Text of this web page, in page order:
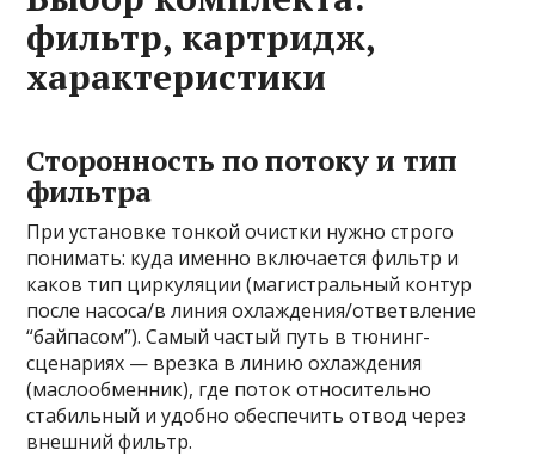
фильтр, картридж,
характеристики
Сторонность по потоку и тип
фильтра
При установке тонкой очистки нужно строго
понимать: куда именно включается фильтр и
каков тип циркуляции (магистральный контур
после насоса/в линия охлаждения/ответвление
“байпасом”). Самый частый путь в тюнинг-
сценариях — врезка в линию охлаждения
(маслообменник), где поток относительно
стабильный и удобно обеспечить отвод через
внешний фильтр.